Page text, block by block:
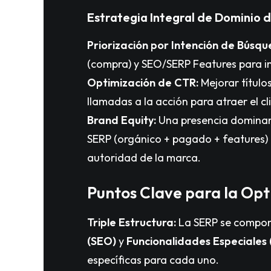
Estrategia Integral de Dominio
Priorización por Intención de
(compra) y SEO/SERP Features para
Optimización de CTR: Mejorar
llamadas a la acción para atraer el
Brand Equity: Una presencia
SERP (orgánico + pagado +
autoridad de la marca.
Puntos Clave para la
Triple Estructura: La SERP se
(SEO)y Funcionalidades Especiales
específicas para cada uno.